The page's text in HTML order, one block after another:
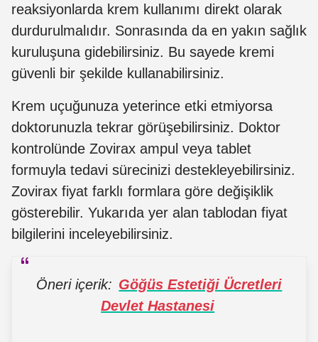
reaksiyonlarda krem kullanımı direkt olarak
durdurulmalıdır. Sonrasında da en yakın sağlık
kuruluşuna gidebilirsiniz. Bu sayede kremi
güvenli bir şekilde kullanabilirsiniz.
Krem uçuğunuza yeterince etki etmiyorsa
doktorunuzla tekrar görüşebilirsiniz. Doktor
kontrolünde Zovirax ampul veya tablet
formuyla tedavi sürecinizi destekleyebilirsiniz.
Zovirax fiyat farklı formlara göre değişiklik
gösterebilir. Yukarıda yer alan tablodan fiyat
bilgilerini inceleyebilirsiniz.
Öneri içerik: Göğüs Estetiği Ücretleri
Devlet Hastanesi